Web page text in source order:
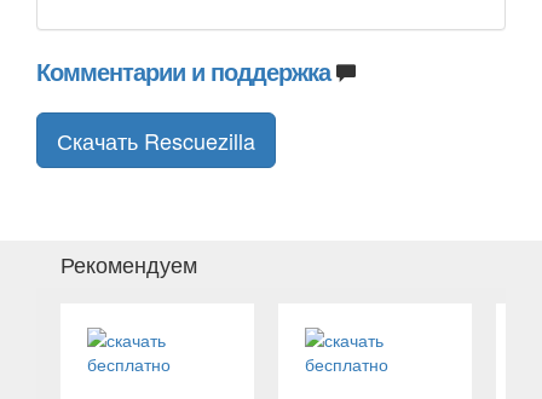
Комментарии и поддержка
Скачать Rescuezilla
Рекомендуем